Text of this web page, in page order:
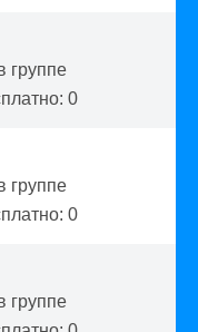
группе
0
группе
0
группе